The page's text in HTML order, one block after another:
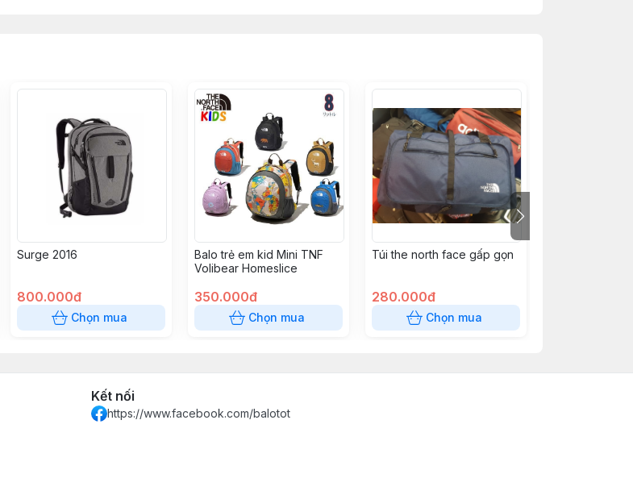
Surge 2016
800.000đ
Chọn mua
Balo trẻ em kid Mini TNF
Volibear Homeslice
350.000đ
Chọn mua
Túi the north face gấp gọn
280.000đ
Chọn mua
Kết nối
https://www.facebook.com/balotot